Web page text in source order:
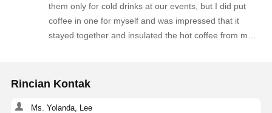
them only for cold drinks at our events, but I did put
coffee in one for myself and was impressed that it
stayed together and insulated the hot coffee from my
Rincian Kontak
Ms. Yolanda, Lee